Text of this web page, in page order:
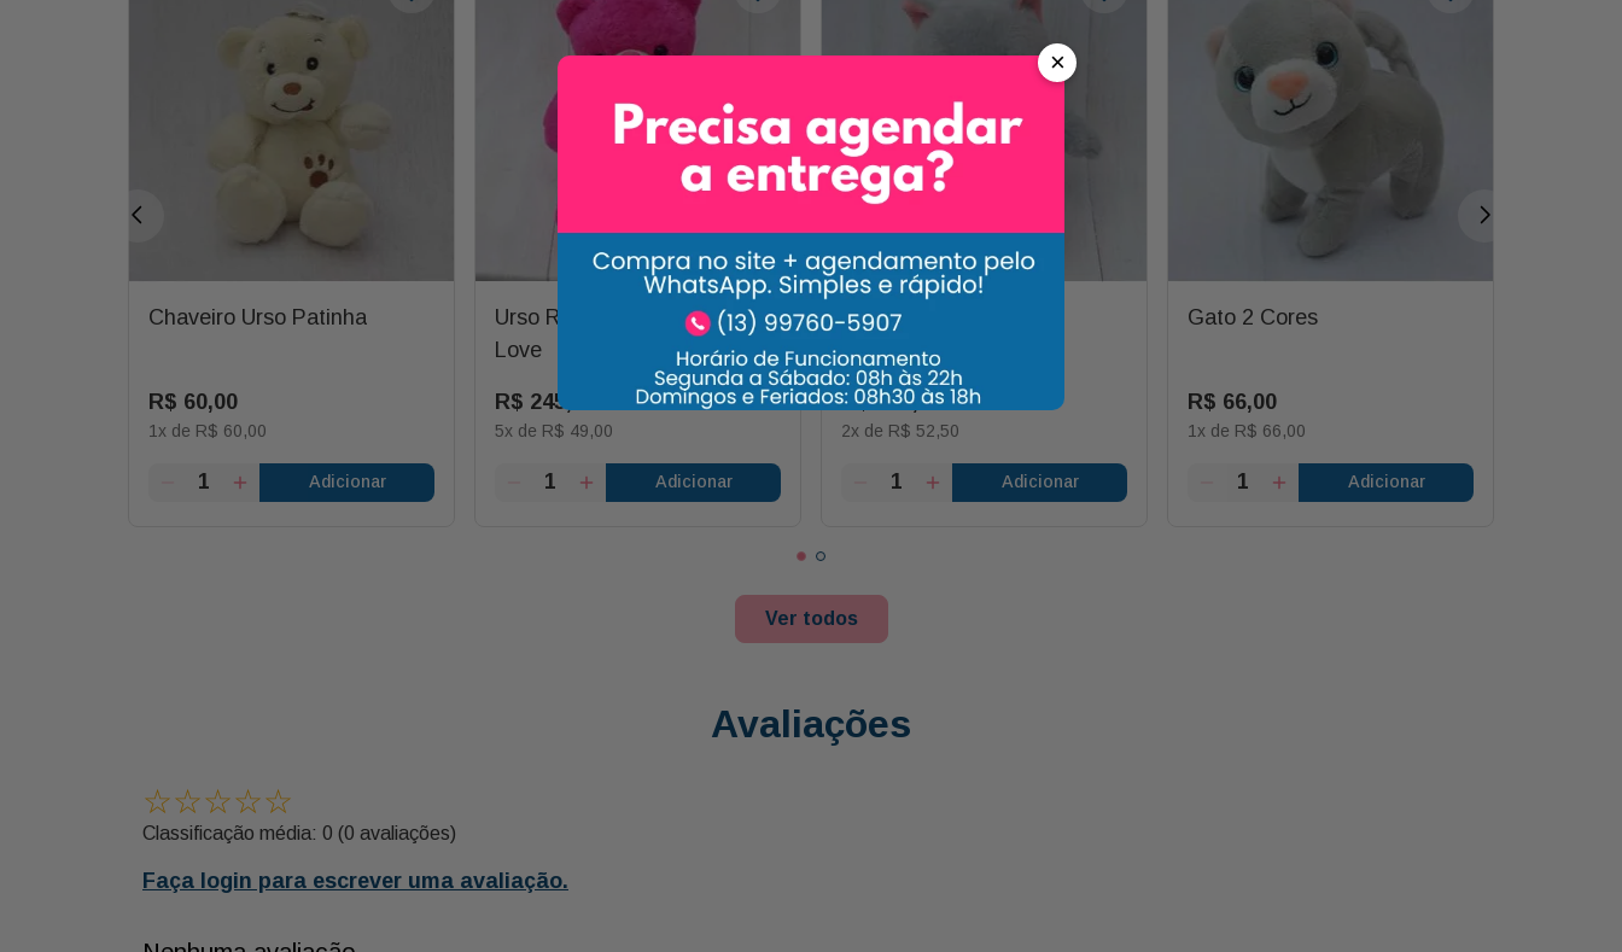
Chaveiro Urso Patinha
R$ 60,00
1x de R$ 60,00
Adicionar
Urso Rosa Pink com Coração
Love
R$ 245
5x de R$ 49,00
Adicionar
Gato Cinza 20cm
R$ 105, 00
2x de R$ 52,50
Adicionar
Gato 2 Cores
R$ 66,00
1x de R$ 66,00
Adicionar
Ver todos
Avaliações
☆☆☆☆☆
Classificação média: 0 (0 avaliações)
Faça login para escrever uma avaliação.
×